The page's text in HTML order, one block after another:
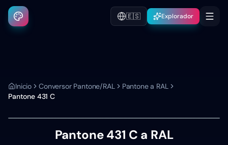
🇪🇸 Explorador
Inicio Conversor Pantone/RAL
Pantone a RAL
Pantone 431 C
Pantone431 C a RAL